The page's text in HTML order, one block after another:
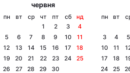
червня
пн вт ср чт пт сб
нд
1
2 3
4
5
6 7 8 9 10
11
12
13 14 15 16 17
18
19
20 21 22 23 24
25
26
27 28 29 30
пн вт
3
4 5
10
11
17
18
24
25